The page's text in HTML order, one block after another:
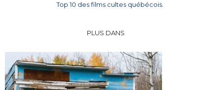
Top 10 des films cultes québécois.
PLUS DANS